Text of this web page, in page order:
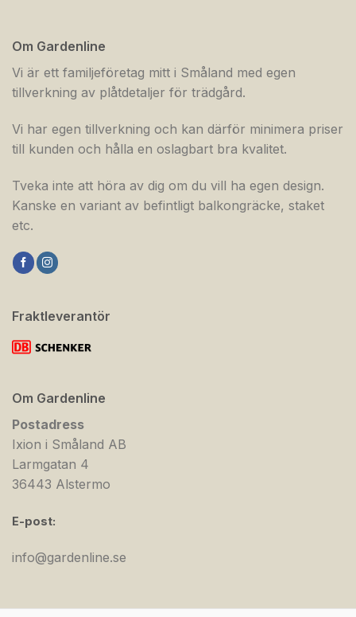
Om Gardenline
Vi är ett familjeföretag mitt i Småland med egen
tillverkning av plåtdetaljer för trädgård.
Vi har egen tillverkning och kan därför minimera priser
till kunden och hålla en oslagbart bra kvalitet.
Tveka inte att höra av dig om du vill ha egen design.
Kanske en variant av befintligt balkongräcke, staket
etc.
Fraktleverantör
Om Gardenline
Postadress
Ixion i Småland AB
Larmgatan 4
36443 Alstermo
E-post:
info@gardenline.se